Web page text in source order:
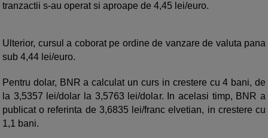
tranzactii s-au operat si aproape de 4,45 lei/euro.
Ulterior, cursul a coborat pe ordine de vanzare de valuta pana
sub 4,44 lei/euro.
Pentru dolar, BNR a calculat un curs in crestere cu 4 bani, de
la 3,5357 lei/dolar la 3,5763 lei/dolar. In acelasi timp, BNR a
publicat o referinta de 3,6835 lei/franc elvetian, in crestere cu
1,1 bani.